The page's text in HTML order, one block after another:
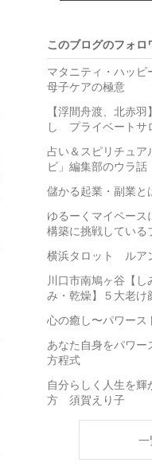
このブログのフォロ
マタニティ・ハッピ
母子ケアの極意
【浮間舟渡、北赤
し プライベートサ
占い＆スピリチュア
ビ」編集部のウラ話
儲かる起業・副業と
ゆるーくマイペース
構築に挑戦している
横浜タロット ルア
川口市南鳩ヶ谷【
み・乾燥】５大老け
心の癒し〜パワース
あなた自身をパワ
方程式
自分らしく人生を輝
方 須賀えり子
一